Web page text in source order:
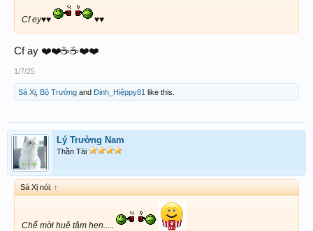
Cf ey♥️♥️ ♥️♥️
Cf ay ❤️❤️☕️☕️❤️❤️
1/7/25
Sá Xị Bộ Trưởng and Đinh_Hiệppy81 like this.
Lý Trường Nam
Thần Tài
Sá Xị nói: ↑
Chế mời huê tâm hen.....